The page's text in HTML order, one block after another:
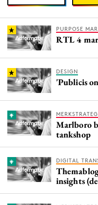
PURPOSE
RTL 4
DESIGN
'Publicis
Marlboro
tankshop
DIGITAL
insights